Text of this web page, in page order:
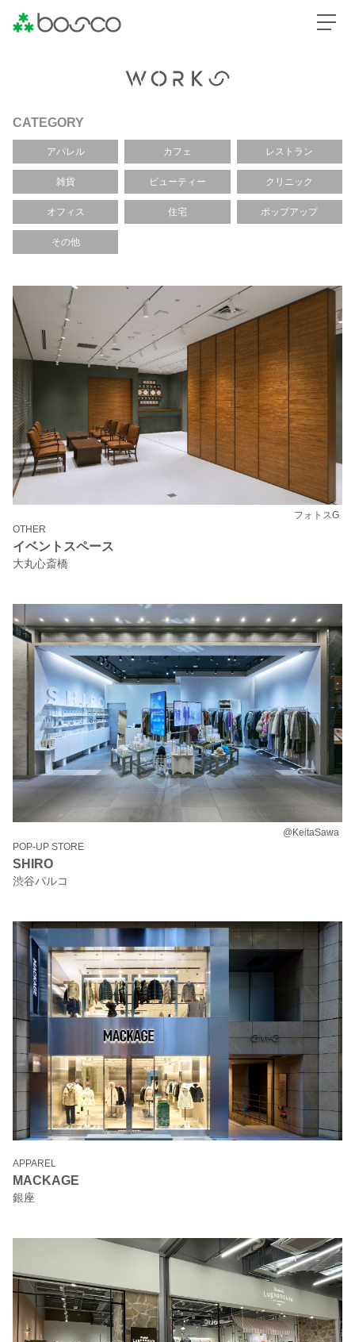
CATEGORY
アパレル カフェ レストラン
雑貨 ビューティー クリニック
オフィス 住宅 ポップアップ
その他
フォトスG
OTHER
イベントスペース
大丸心斎橋
@KeitaSawa
POP-UP STORE
SHIRO
渋谷パルコ
APPAREL
MACKAGE
銀座